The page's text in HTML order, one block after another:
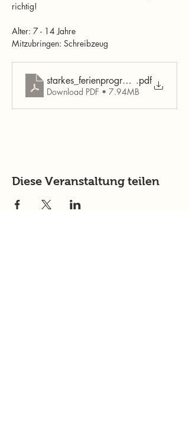
richtig!
Alter: 7 - 14 Jahre
Mitzubringen: Schreibzeug
.pdf
Download PDF • 7.94MB
Diese Veranstaltung teilen